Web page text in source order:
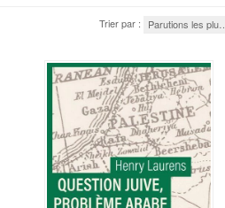
Trier par : Parutions les plu…